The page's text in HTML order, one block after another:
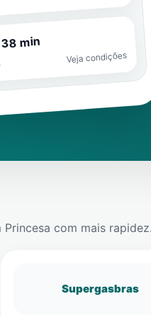
min
Veja condições
Princesa com mais rapidez.
Supergasbras